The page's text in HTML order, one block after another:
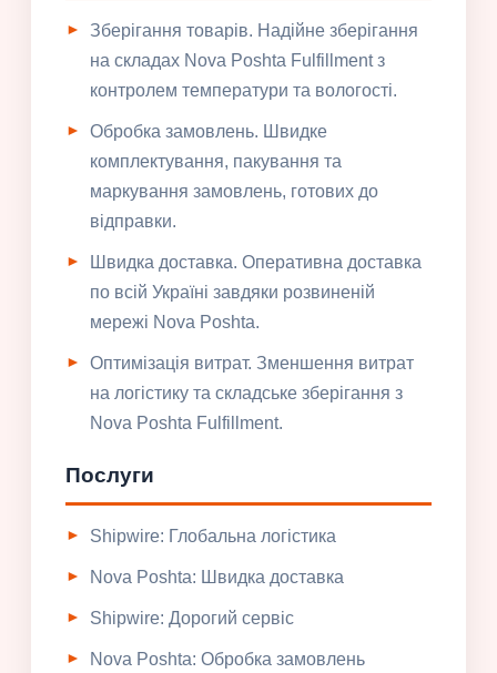
Зберігання товарів. Надійне зберігання
на складах Nova Poshta Fulfillment з
контролем температури та вологості.
Обробка замовлень. Швидке
комплектування, пакування та
маркування замовлень, готових до
відправки.
Швидка доставка. Оперативна доставка
по всій Україні завдяки розвиненій
мережі Nova Poshta.
Оптимізація витрат. Зменшення витрат
на логістику та складське зберігання з
Nova Poshta Fulfillment.
Послуги
Shipwire: Глобальна логістика
Nova Poshta: Швидка доставка
Shipwire: Дорогий сервіс
Nova Poshta: Обробка замовлень